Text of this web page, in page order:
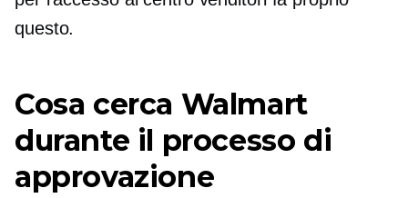
questo.
Cosa cerca Walmart
durante il processo di
approvazione